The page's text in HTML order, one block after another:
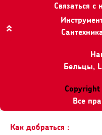
Связаться
Бельцы,
Все
Как добраться :